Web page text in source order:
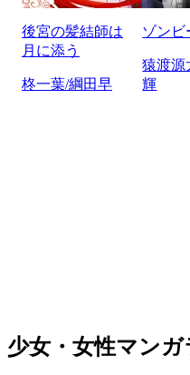
後宮の髪結師は
月に添う
柊一葉/綱田早
ゾンビ
猿渡源
輝
少女・女性マン